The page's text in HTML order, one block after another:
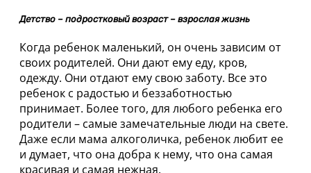
Детство – подростковый возраст – взрослая жизнь
Когда ребенок маленький, он очень зависим от
своих родителей. Они дают ему еду, кров,
одежду. Они отдают ему свою заботу. Все это
ребенок с радостью и беззаботностью
принимает. Более того, для любого ребенка его
родители – самые замечательные люди на свете.
Даже если мама алкоголичка, ребенок любит ее
и думает, что она добра к нему, что она самая
красивая и самая нежная.